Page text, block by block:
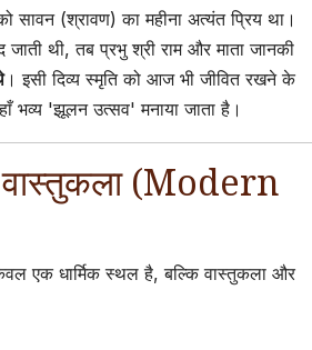
सावन (श्रावण) का महीना अत्यंत प्रिय था।
थी, तब प्रभु श्री राम और माता जानकी
। इसी दिव्य स्मृति को आज भी जीवित रखने के
भव्य 'झूलन उत्सव' मनाया जाता है।
(Modern
एक धार्मिक स्थल है, बल्कि वास्तुकला और